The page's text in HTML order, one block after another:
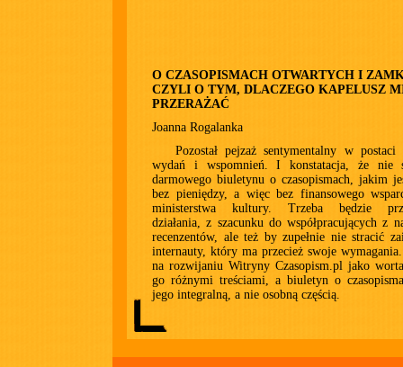
O CZASOPISMACH OTWARTYCH I
CZYLI O TYM, DLACZEGO KAPELUSZ
PRZERAŻAĆ
Joanna Rogalanka
Pozostał pejzaż sentymentalny w postaci
wydań i wspomnień. I konstatacja, że nie
darmowego biuletynu o czasopismach, jakim
bez pieniędzy, a więc bez finansowego
ministerstwa kultury. Trzeba będzie
działania, z szacunku do współpracujących z
recenzentów, ale też by zupełnie nie stracić
internauty, który ma przecież swoje
na rozwijaniu Witryny Czasopism.pl jako
go różnymi treściami, a biuletyn o
jego integralną, a nie osobną częścią.